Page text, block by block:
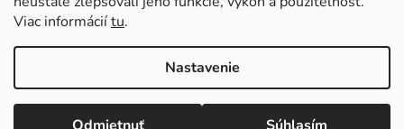
Viac informáciítu.
Nastavenie